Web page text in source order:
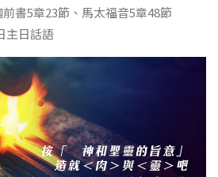
書5章23節、馬太福音5章48節
主日話語